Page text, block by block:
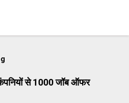
कंपनियों से 1000 जॉब ऑफर